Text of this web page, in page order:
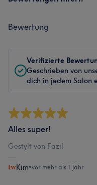
Bewertung
Verifizierte
Geschrieben von
dich in jedem Salon
Alles super!
Gestylt von Fazil
Kim•vor mehr als 1 Jahr